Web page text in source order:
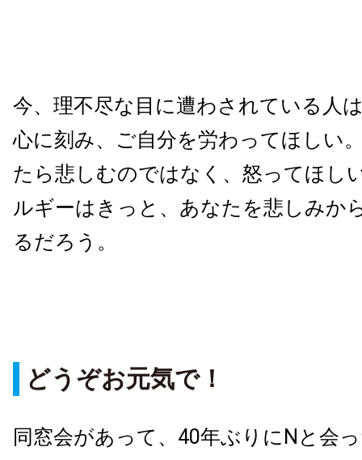
今、理不尽な目に遭わされている人
心に刻み、ご自分を労わってほしい
たら悲しむのではなく、怒ってほし
ルギーはきっと、あなたを悲しみか
るだろう。
どうぞお元気で！
同窓会があって、40年ぶりにNと会